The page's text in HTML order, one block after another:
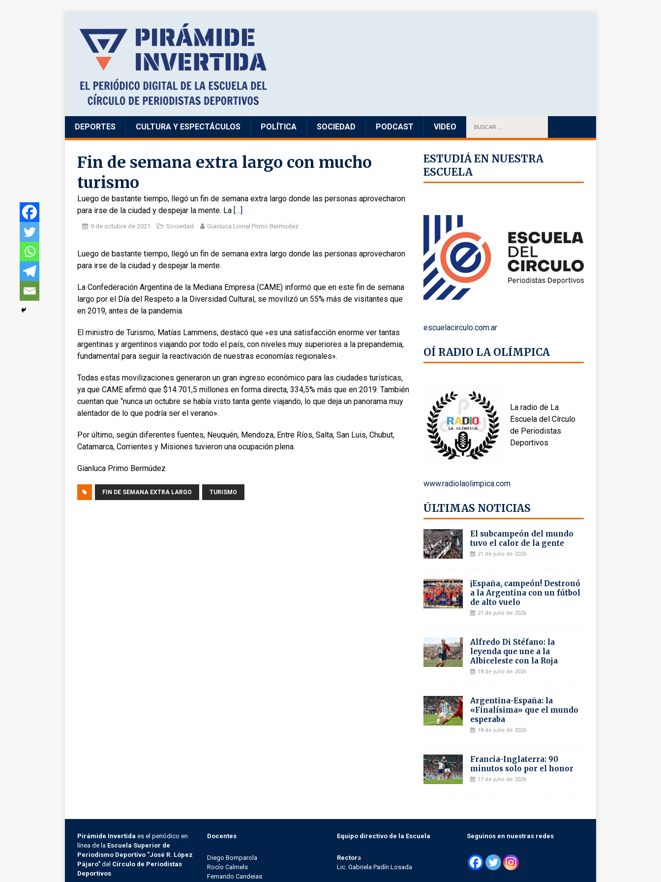
DEPORTES CULTURA Y ESPECTÁCULOS POLÍTICA SOCIEDAD PODCAST VIDEO
Fin de semana extra largo con mucho
turismo
Luego de bastante tiempo, llegó un fin de semana extra largo donde las personas aprovecharon
para irse de la ciudad y despejar la mente. La […]
9 de octubre de 2021 Sociedad Gianluca Lionel Primo Bermúdez
Luego de bastante tiempo, llegó un fin de semana extra largo donde las personas aprovecharon
para irse de la ciudad y despejar la mente.
La Confederación Argentina de la Mediana Empresa (CAME) informó que en este fin de semana
largo por el Día del Respeto a la Diversidad Cultural, se movilizó un 55% más de visitantes que
en 2019, antes de la pandemia.
El ministro de Turismo, Matías Lammens, destacó que «es una satisfacción enorme ver tantas
argentinas y argentinos viajando por todo el país, con niveles muy superiores a la prepandemia,
fundamental para seguir la reactivación de nuestras economías regionales».
Todas estas movilizaciones generaron un gran ingreso económico para las ciudades turísticas,
ya que CAME afirmó que $14.701,5 millones en forma directa, 334,5% más que en 2019. También
cuentan que “nunca un octubre se había visto tanta gente viajando, lo que deja un panorama muy
alentador de lo que podría ser el verano».
Por último, según diferentes fuentes, Neuquén, Mendoza, Entre Ríos, Salta, San Luis, Chubut,
Catamarca, Corrientes y Misiones tuvieron una ocupación plena.
Gianluca Primo Bermúdez
FIN DE SEMANA EXTRA LARGO TURISMO
ESTUDIÁ EN NUESTRA
ESCUELA
escuelacirculo.com.ar
OÍ RADIO LA OLÍMPICA
La radio de La
Escuela del Círculo
de Periodistas
Deportivos
www.radiolaolimpica.com
ÚLTIMAS NOTICIAS
El subcampeón del mundo
tuvo el calor de la gente
21 de julio de 2026
¡España, campeón! Destronó
a la Argentina con un fútbol
de alto vuelo
21 de julio de 2026
Alfredo Di Stéfano: la
leyenda que une a la
Albiceleste con la Roja
18 de julio de 2026
Argentina-España: la
«Finalísima» que el mundo
esperaba
18 de julio de 2026
Francia-Inglaterra: 90
minutos solo por el honor
17 de julio de 2026
Pirámide Invertida es el periódico en
línea de la Escuela Superior de
Periodismo Deportivo "José R. López
Pájaro" del Círculo de Periodistas
Deportivos
Docentes
Diego Bomparola
Rocío Calmels
Fernando Candeias
Equipo directivo de la Escuela
Rectora
Lic. Gabriela Padín Losada
Seguinos en nuestras redes